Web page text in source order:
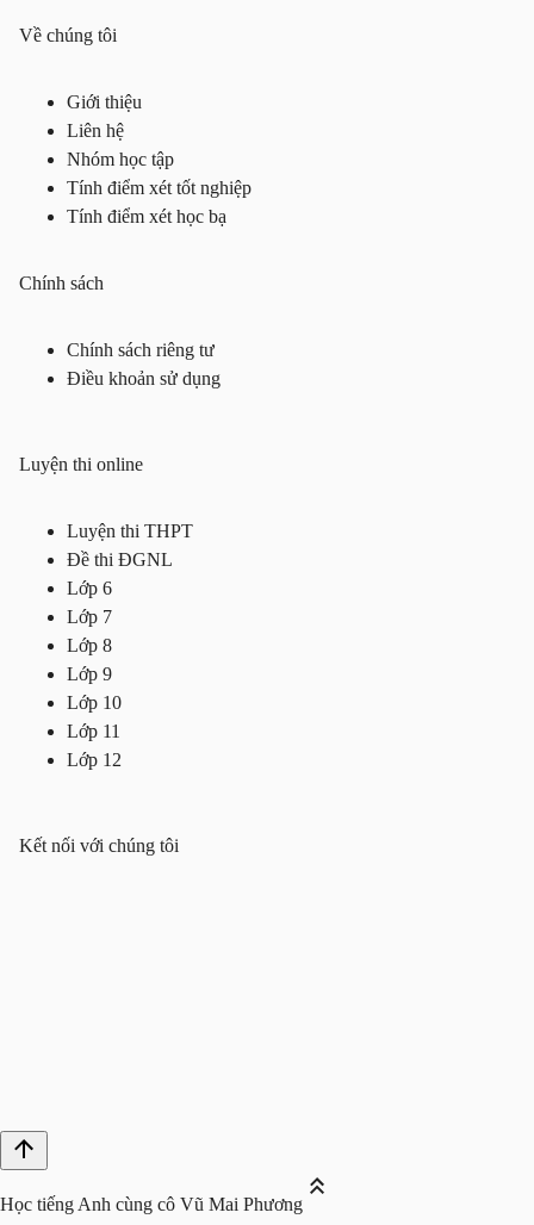
Về chúng tôi
Giới thiệu
Liên hệ
Nhóm học tập
Tính điểm xét tốt nghiệp
Tính điểm xét học bạ
Chính sách
Chính sách riêng tư
Điều khoản sử dụng
Luyện thi online
Luyện thi THPT
Đề thi ĐGNL
Lớp 6
Lớp 7
Lớp 8
Lớp 9
Lớp 10
Lớp 11
Lớp 12
Kết nối với chúng tôi
Học tiếng Anh cùng cô Vũ Mai Phương